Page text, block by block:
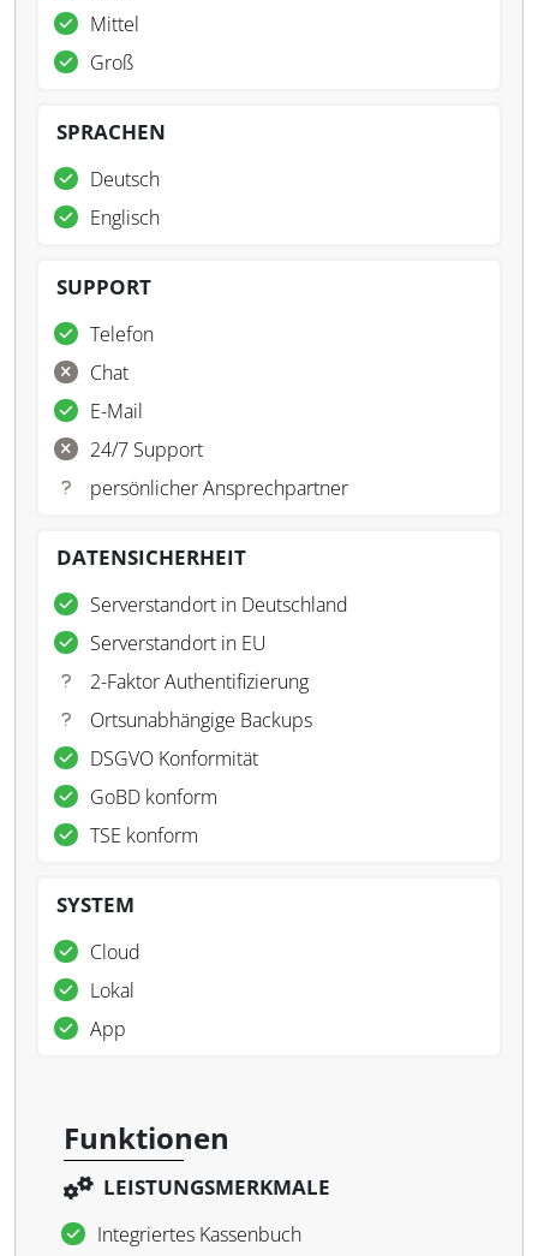
Mittel
Groß
SPRACHEN
Deutsch
Englisch
SUPPORT
Telefon
Chat
E-Mail
24/7 Support
persönlicher Ansprechpartner
DATENSICHERHEIT
Serverstandort in Deutschland
Serverstandort in EU
2-Faktor Authentifizierung
Ortsunabhängige Backups
DSGVO Konformität
GoBD konform
TSE konform
SYSTEM
Cloud
Lokal
App
Funktionen
LEISTUNGSMERKMALE
Integriertes Kassenbuch